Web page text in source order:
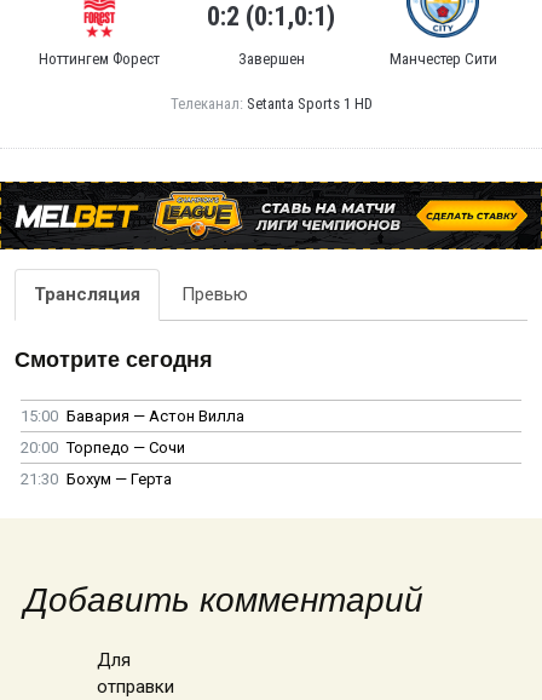
Ноттингем Форест
0:2 (0:1,0:1)
Завершен Манчестер Сити
Телеканал: Setanta Sports 1 HD
Трансляция Превью
Смотрите сегодня
15:00 Бавария — Астон Вилла
20:00 Торпедо — Сочи
21:30 Бохум — Герта
Добавить комментарий
Для
отправки